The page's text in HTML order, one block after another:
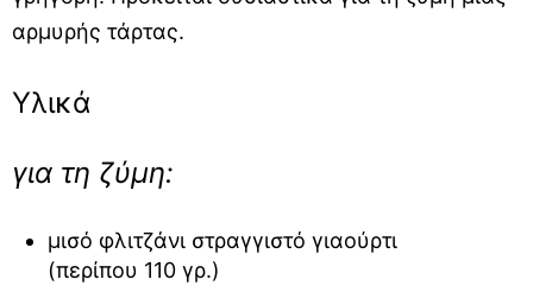
αρμυρής τάρτας.
Υλικά
για τη ζύμη:
μισό φλιτζάνι στραγγιστό γιαούρτι
(περίπου 110 γρ.)